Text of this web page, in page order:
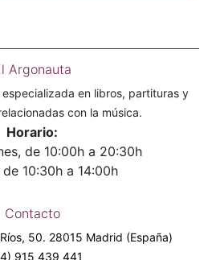
Argonauta
en libros, partituras y
con la música.
Horario:
de 10:00h a 20:30h
10:30h a 14:00h
Contacto
50. 28015 Madrid (España)
915 439 441